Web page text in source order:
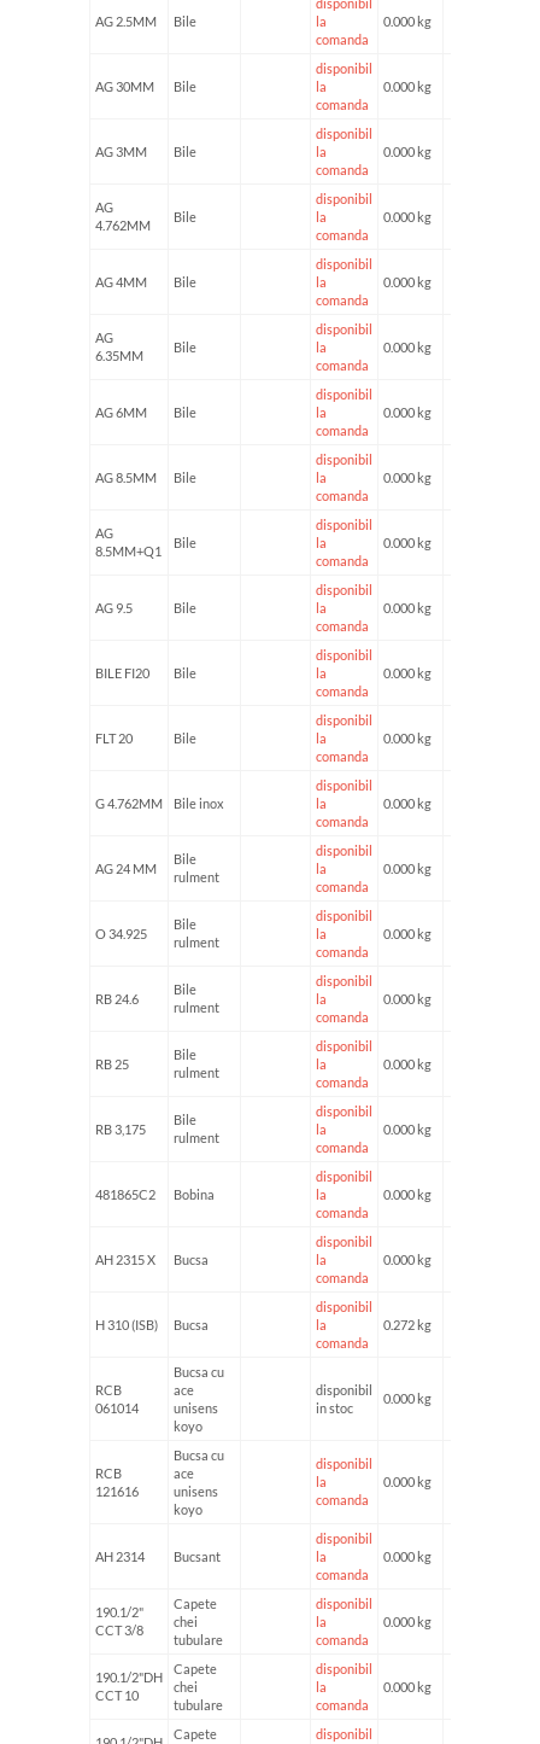
AG 2.5MM Bile
disponibil
la
comanda
0.000 kg
AG 30MM Bile
disponibil
la
comanda
0.000 kg
AG 3MM Bile
disponibil
la
comanda
0.000 kg
AG
4.762MM
Bile
disponibil
la
comanda
0.000 kg
AG 4MM Bile
disponibil
la
comanda
0.000 kg
AG
6.35MM
Bile
disponibil
la
comanda
0.000 kg
AG 6MM Bile
disponibil
la
comanda
0.000 kg
AG 8.5MM Bile
disponibil
la
comanda
0.000 kg
AG
8.5MM+Q1
Bile
disponibil
la
comanda
0.000 kg
AG 9.5 Bile
disponibil
la
comanda
0.000 kg
BILE FI20 Bile
disponibil
la
comanda
0.000 kg
FLT 20 Bile
disponibil
la
comanda
0.000 kg
G 4.762MM Bile inox
disponibil
la
comanda
0.000 kg
AG 24 MM
Bile
rulment
disponibil
la
comanda
0.000 kg
O 34.925
Bile
rulment
disponibil
la
comanda
0.000 kg
RB 24.6
Bile
rulment
disponibil
la
comanda
0.000 kg
RB 25
Bile
rulment
disponibil
la
comanda
0.000 kg
RB 3,175
Bile
rulment
disponibil
la
comanda
0.000 kg
481865C2 Bobina
disponibil
la
comanda
0.000 kg
AH 2315 X Bucsa
disponibil
la
comanda
0.000 kg
H 310 (ISB) Bucsa
disponibil
la
comanda
0.272 kg
RCB
061014
Bucsa cu
ace
unisens
koyo
disponibil
in stoc
0.000 kg
RCB
121616
Bucsa cu
ace
unisens
koyo
disponibil
la
comanda
0.000 kg
AH 2314 Bucsant
disponibil
la
comanda
0.000 kg
190.1/2"
CCT 3/8
Capete
chei
tubulare
disponibil
la
comanda
0.000 kg
190.1/2"DH
CCT 10
Capete
chei
tubulare
disponibil
la
comanda
0.000 kg
Capete
disponibil